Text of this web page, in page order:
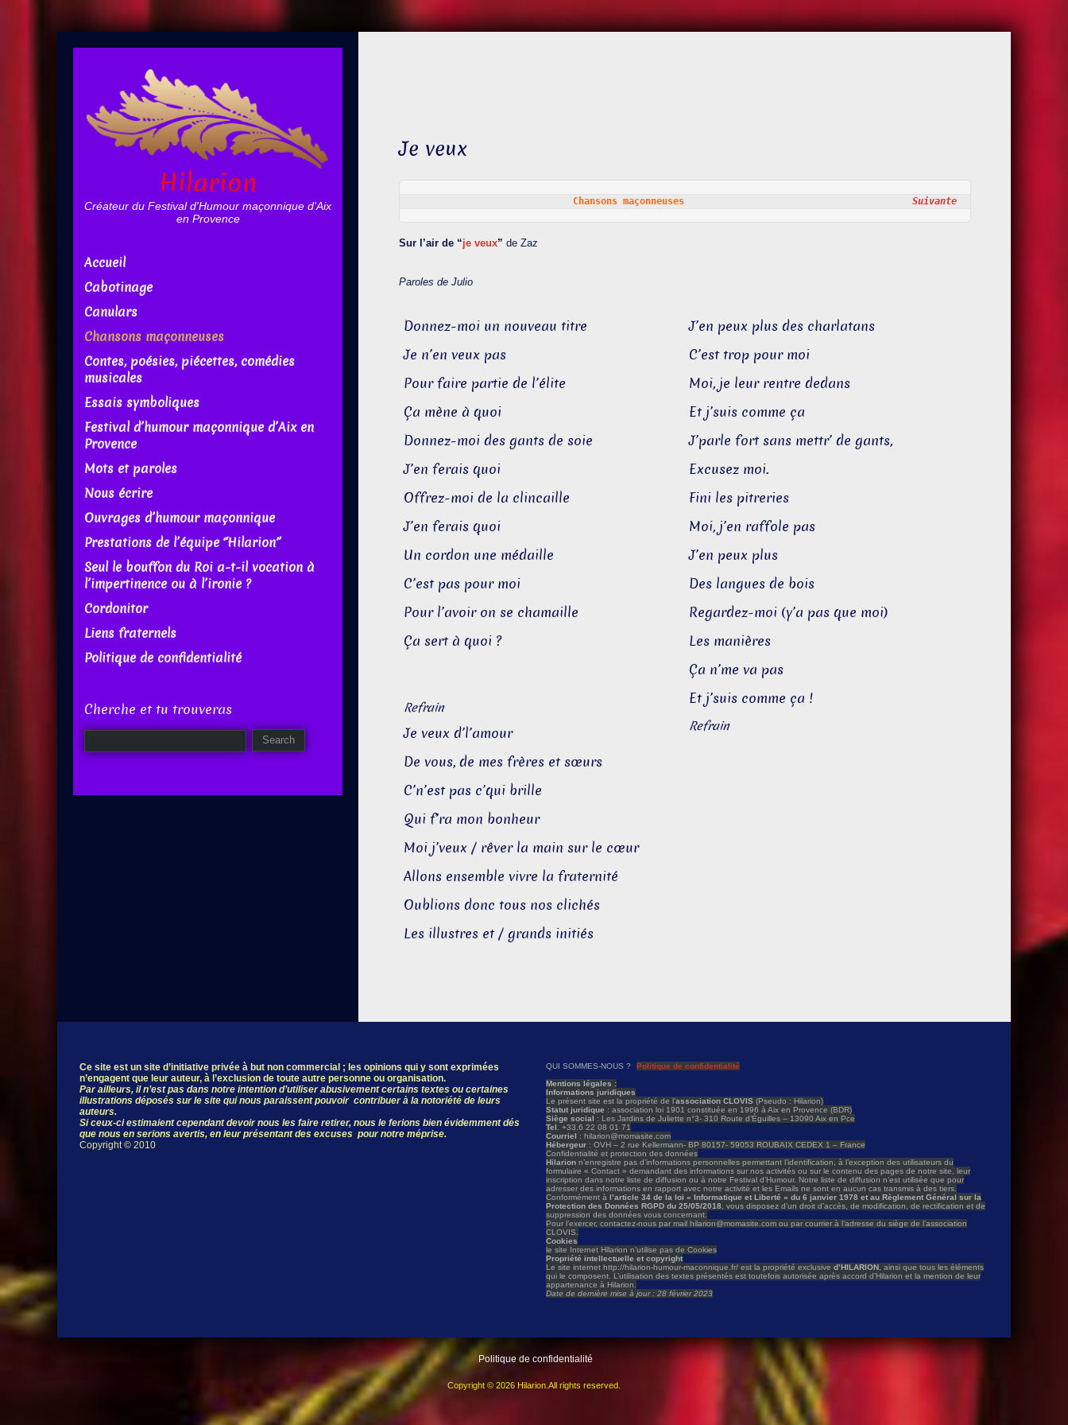
Je veux
Chansons maçonneuses Suivante
Sur l’air de “je veux”de Zaz
Paroles de Julio
Donnez-moi un nouveau titre
Je n’en veux pas
Pour faire partie de l’élite
Ça mène à quoi
Donnez-moi des gants de soie
J’en ferais quoi
Offrez-moi de la clincaille
J’en ferais quoi
Un cordon une médaille
C’est pas pour moi
Pour l’avoir on se chamaille
Ça sert à quoi ?
Refrain
Je veux d’l’amour
De vous, de mes frères et sœurs
C’n’est pas c’qui brille
Qui f’ra mon bonheur
Moi j’veux / rêver la main sur le cœur
Allons ensemble vivre la fraternité
Oublions donc tous nos clichés
Les illustres et / grands initiés
J’en peux plus des charlatans
C’est trop pour moi
Moi, je leur rentre dedans
Et j’suis comme ça
J’parle fort sans mettr’ de gants,
Excusez moi.
Fini les pitreries
Moi, j’en raffole pas
J’en peux plus
Des langues de bois
Regardez-moi (y’a pas que moi)
Les manières
Ça n’me va pas
Et j’suis comme ça !
Refrain
Hilarion
Créateur du Festival d'Humour maçonnique d'Aix
en Provence
Accueil
Cabotinage
Canulars
Chansons maçonneuses
Contes, poésies, piécettes, comédies
musicales
Essais symboliques
Festival d’humour maçonnique d’Aix en
Provence
Mots et paroles
Nous écrire
Ouvrages d’humour maçonnique
Prestations de l’équipe “Hilarion”
Seul le bouffon du Roi a-t-il vocation à
l’impertinence ou à l’ironie ?
Cordonitor
Liens fraternels
Politique de confidentialité
Cherche et tu trouveras
Ce site est un site d’initiative privée à but non commercial ; les opinions qui y sont exprimées
n’engagent que leur auteur, à l’exclusion de toute autre personne ou organisation.
Par ailleurs, il n’est pas dans notre intention d’utiliser abusivement certains textes ou certaines
illustrations déposés sur le site qui nous paraissent pouvoir contribuer à la notoriété de leurs
auteurs.
Si ceux-ci estimaient cependant devoir nous les faire retirer, nous le ferions bien évidemment dés
que nous en serions avertis, en leur présentant des excuses pour notre méprise.
Copyright © 2010
QUI SOMMES-NOUS ?
Politique de confidentialité
Mentions légales :
Informations juridiques
Le présent site est la propriété de l’association CLOVIS (Pseudo : Hilarion)
Statut juridique : association loi 1901 constituée en 1996 à Aix en Provence (BDR)
Siège social : Les Jardins de Juliette n°3- 310 Route d’Éguilles – 13090 Aix en Pce
Tel . +33.6 22 08 01 71
Courriel : hilarion@momasite.com
Hébergeur : OVH – 2 rue Kellermann- BP 80157- 59053 ROUBAIX CEDEX 1 – France
Confidentialité et protection des données
Hilarionn’enregistre pas d’informations personnelles permettant l’identification, à l’exception des utilisateurs du
formulaire « Contact » demandant des informations sur nos activités ou sur le contenu des pages de notre site, leur
inscription dans notre liste de diffusion ou à notre Festival d’Humour. Notre liste de diffusion n’est utilisée que pour
adresser des informations en rapport avec notre activité et les Emails ne sont en aucun cas transmis à des tiers.
Conformément à l’article 34 de la loi « Informatique et Liberté » du 6 janvier 1978 et au Règlement Général sur la
Protection des Données RGPD du 25/05/2018 , vous disposez d’un droit d’accès, de modification, de rectification et de
suppression des données vous concernant.
Pour l’exercer, contactez-nous par mail hilarion@momasite.com ou par courrier à l’adresse du siège de l’association
CLOVIS.
Cookies
le site Internet Hilarion n’utilise pas de Cookies
Propriété intellectuelle et copyright
Le site internet http://hilarion-humour-maconnique.fr/ est la propriété exclusive d’HILARION, ainsi que tous les éléments
qui le composent. L’utilisation des textes présentés est toutefois autorisée après accord d’Hilarion et la mention de leur
appartenance à Hilarion.
Date de dernière mise à jour : 28 février 2023
Politique de confidentialité
Copyright © 2026 Hilarion.All rights reserved.